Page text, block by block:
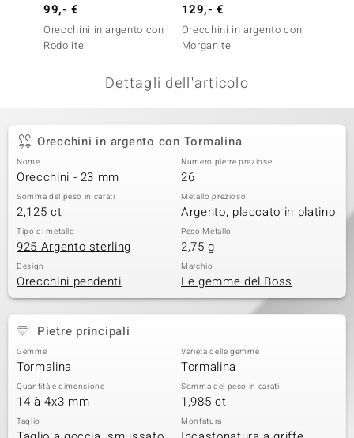
99,- €
Orecchini in argento con
Rodolite
129,- €
Orecchini in argento con
Morganite
Dettagli dell'articolo
Orecchini in argento con Tormalina
Nome
Orecchini - 23 mm
Numero pietre preziose
26
Somma del peso in carati
2,125 ct
Metallo prezioso
Argento, placcato in platino
Tipo di metallo
925 Argento sterling
Peso Metallo
2,75 g
Design
Orecchini pendenti
Marchio
Le gemme del Boss
Pietre principali
Gemme
Tormalina
Varietà delle gemme
Tormalina
Quantità e dimensione
14 à 4x3 mm
Somma del peso in carati
1,985 ct
Taglio Montatura